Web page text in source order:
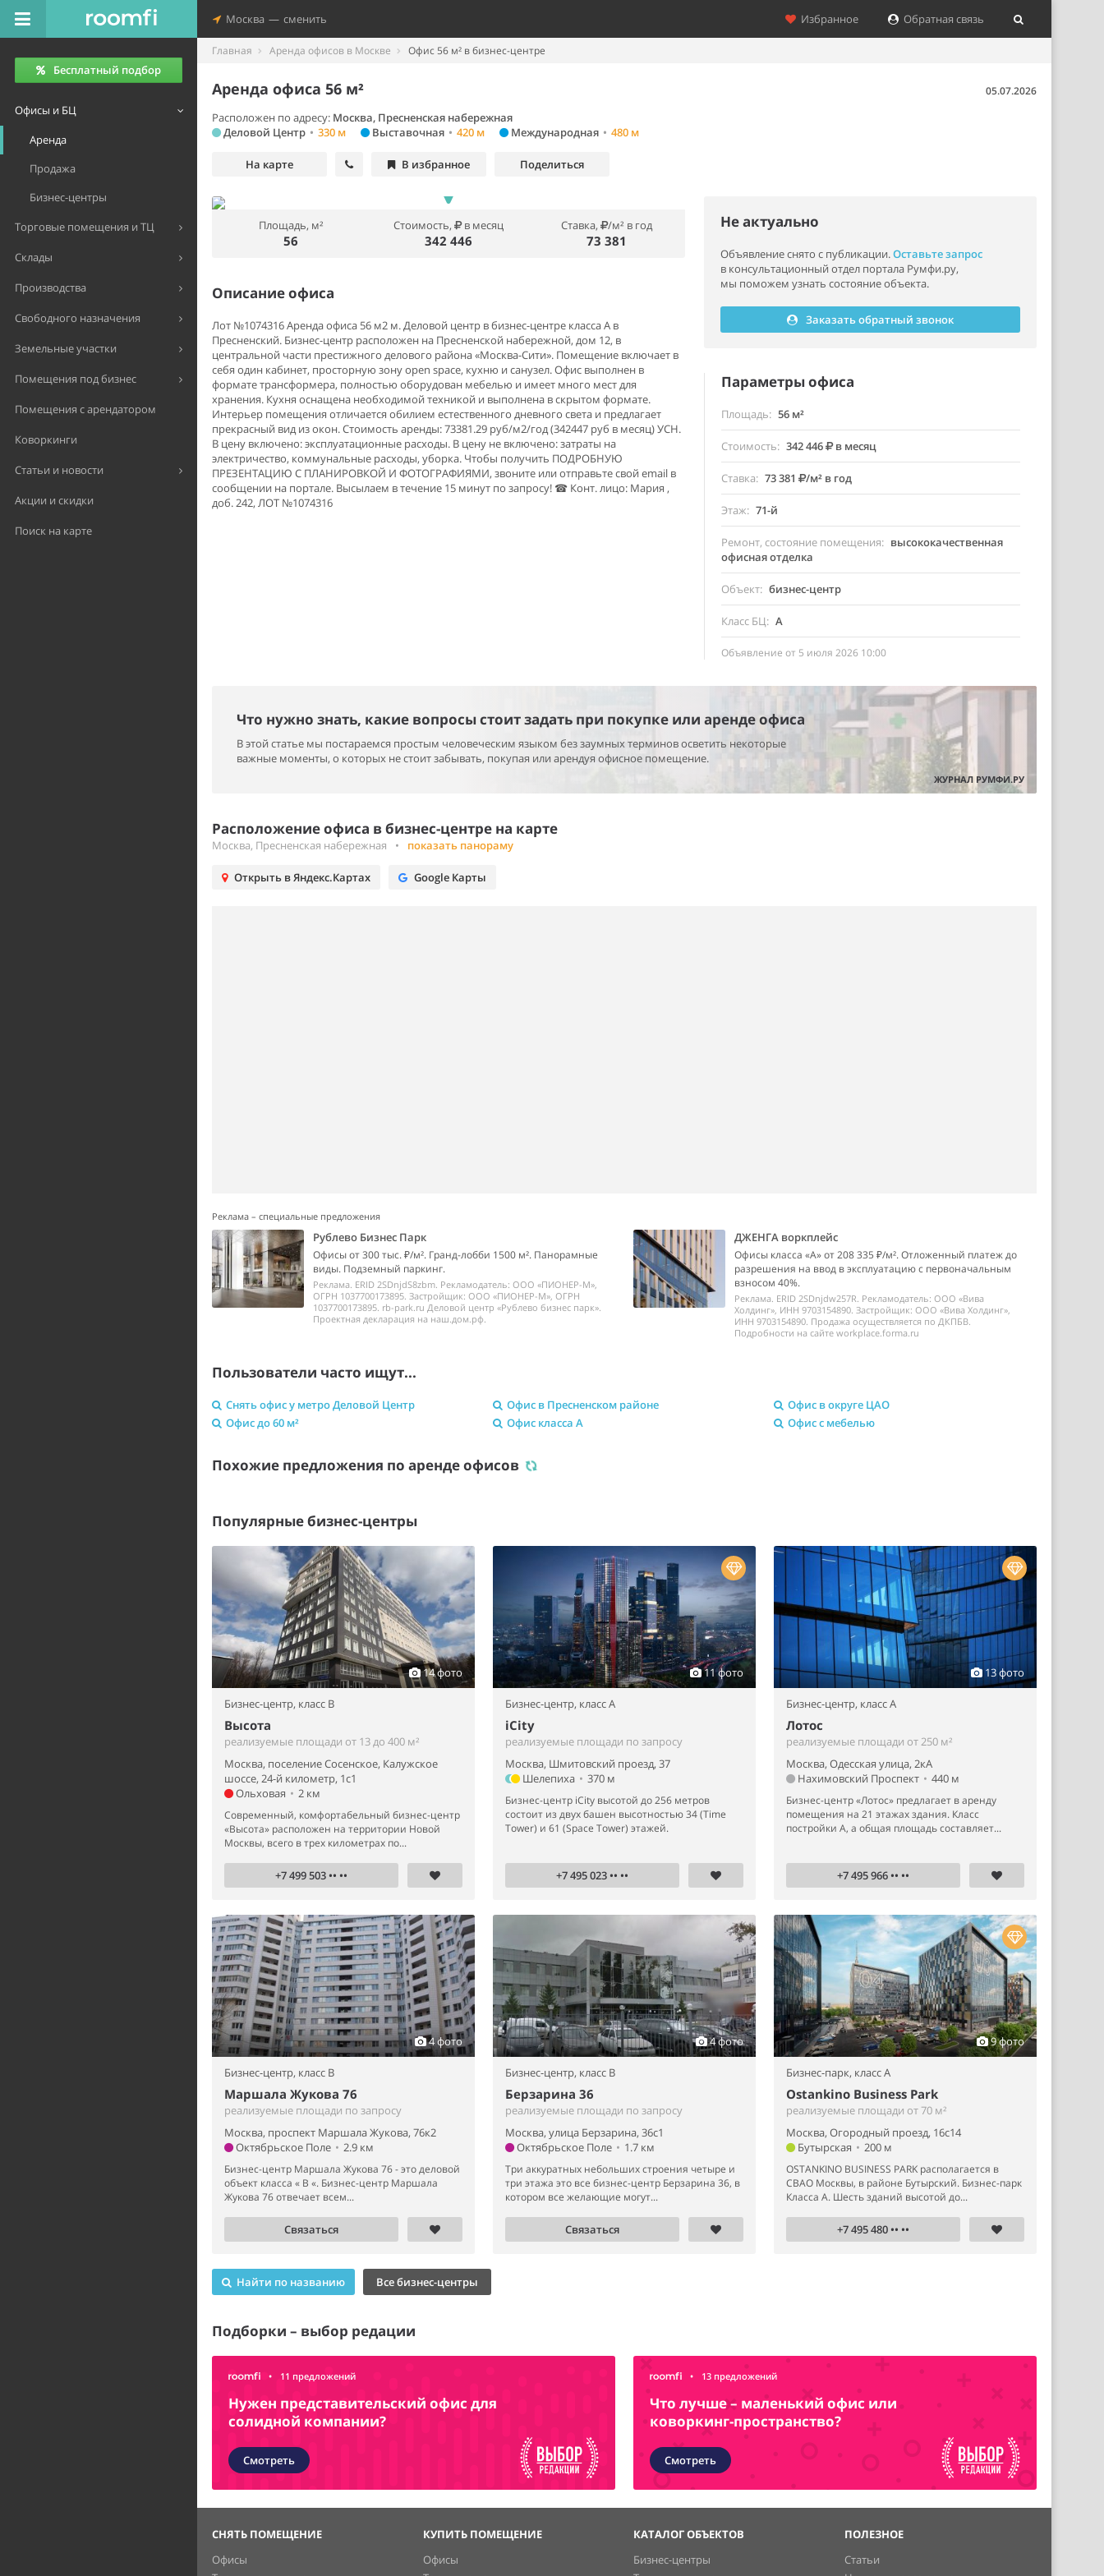
Москва — сменить Избранное Обратная связь
Бесплатный подбор
Офисы и БЦ
Аренда
Продажа
Бизнес-центры
Торговые помещения и ТЦ
Склады
Производства
Свободного назначения
Земельные участки
Помещения под бизнес
Помещения с арендатором
Коворкинги
Статьи и новости
Акции и скидки
Поиск на карте
Главная Аренда офисов в Москве Офис 56 м² в бизнес-центре
Аренда офиса 56 м² 05.07.2026
Расположен по адресу: Москва, Пресненская набережная
Деловой Центр • 330 м Выставочная • 420 м Международная • 480 м
На карте В избранное Поделиться
Площадь, м²
56
Стоимость, в месяц
342 446
Ставка, /м² в год
73 381
Описание офиса
Лот №1074316 Аренда офиса 56 м2 м. Деловой центр в бизнес-центре класса А в
Пресненский. Бизнес-центр расположен на Пресненской набережной, дом 12, в
центральной части престижного делового района «Москва-Сити». Помещение включает в
себя один кабинет, просторную зону open space, кухню и санузел. Офис выполнен в
формате трансформера, полностью оборудован мебелью и имеет много мест для
хранения. Кухня оснащена необходимой техникой и выполнена в скрытом формате.
Интерьер помещения отличается обилием естественного дневного света и предлагает
прекрасный вид из окон. Стоимость аренды: 73381.29 руб/м2/год (342447 руб в месяц) УСН.
В цену включено: эксплуатационные расходы. В цену не включено: затраты на
электричество, коммунальные расходы, уборка. Чтобы получить ПОДРОБНУЮ
ПРЕЗЕНТАЦИЮ С ПЛАНИРОВКОЙ И ФОТОГРАФИЯМИ, звоните или отправьте свой email в
сообщении на портале. Высылаем в течение 15 минут по запросу! ☎ Конт. лицо: Мария ,
доб. 242, ЛОТ №1074316
Не актуально
Объявление снято с публикации.Оставьте запрос
в консультационный отдел портала Румфи.ру,
мы поможем узнать состояние объекта.
Заказать обратный звонок
Параметры офиса
Площадь 56 м²
Стоимость 342 446 в месяц
Ставка 73 381 /м² в год
Этаж 71-й
Ремонт, состояние помещения
высококачественная
офисная отделка
Объект бизнес-центр
Класс БЦ A
Объявление от 5 июля 2026 10:00
Что нужно знать, какие вопросы стоит задать при покупке или аренде офиса
В этой статье мы постараемся простым человеческим языком без заумных терминов осветить некоторые
важные моменты, о которых не стоит забывать, покупая или арендуя офисное помещение.
ЖУРНАЛ РУМФИ.РУ
Расположение офиса в бизнес-центре на карте
Москва, Пресненская набережная • показать панораму
Открыть в Яндекс.Картах Google Карты
Реклама – специальные предложения
Рублево Бизнес Парк
Офисы от 300 тыс. ₽/м². Гранд-лобби 1500 м². Панорамные
виды. Подземный паркинг.
Реклама. ERID 2SDnjdS8zbm. Рекламодатель: ООО «ПИОНЕР-М»,
ОГРН 1037700173895. Застройщик: ООО «ПИОНЕР-М», ОГРН
1037700173895. rb-park.ru Деловой центр «Рублево бизнес парк».
Проектная декларация на наш.дом.рф.
ДЖЕНГА воркплейс
Офисы класса «А» от 208 335 ₽/м². Отложенный платеж до
разрешения на ввод в эксплуатацию с первоначальным
взносом 40%.
Реклама. ERID 2SDnjdw257R. Рекламодатель: ООО «Вива
Холдинг», ИНН 9703154890. Застройщик: ООО «Вива Холдинг»,
ИНН 9703154890. Продажа осуществляется по ДКПБВ.
Подробности на сайте workplace.forma.ru
Пользователи часто ищут...
Снять офис у метро Деловой Центр Офис в Пресненском районе
Офис в округе ЦАО
Офис до 60 м²
Офис класса A Офис с мебелью
Похожие предложения по аренде офисов
Популярные бизнес-центры
14 фото
Бизнес-центр, класс B
Высота
реализуемые площади от 13 до 400 м²
Москва, поселение Сосенское, Калужское
шоссе, 24-й километр, 1с1
Ольховая • 2 км
Современный, комфортабельный бизнес-центр
«Высота» расположен на территории Новой
Москвы, всего в трех километрах по...
+7 499 503 •• ••
11 фото
Бизнес-центр, класс A
iCity
реализуемые площади по запросу
Москва, Шмитовский проезд, 37
Шелепиха • 370 м
Бизнес-центр iCity высотой до 256 метров
состоит из двух башен высотностью 34 (Time
Tower) и 61 (Space Tower) этажей.
+7 495 023 •• ••
13 фото
Бизнес-центр, класс A
Лотос
реализуемые площади от 250 м²
Москва, Одесская улица, 2кА
Нахимовский Проспект • 440 м
Бизнес-центр «Лотос» предлагает в аренду
помещения на 21 этажах здания. Класс
постройки А, а общая площадь составляет...
+7 495 966 •• ••
4 фото
Бизнес-центр, класс B
Маршала Жукова 76
реализуемые площади по запросу
Москва, проспект Маршала Жукова, 76к2
Октябрьское Поле • 2.9 км
Бизнес-центр Маршала Жукова 76 - это деловой
объект класса « B «. Бизнес-центр Маршала
Жукова 76 отвечает всем...
Связаться
4 фото
Бизнес-центр, класс B
Берзарина 36
реализуемые площади по запросу
Москва, улица Берзарина, 36с1
Октябрьское Поле • 1.7 км
Три аккуратных небольших строения четыре и
три этажа это все бизнес-центр Берзарина 36, в
котором все желающие могут...
Связаться
9 фото
Бизнес-парк, класс A
Ostankino Business Park
реализуемые площади от 70 м²
Москва, Огородный проезд, 16с14
Бутырская • 200 м
OSTANKINO BUSINESS PARK располагается в
СВАО Москвы, в районе Бутырский. Бизнес-парк
Класса А. Шесть зданий высотой до...
+7 495 480 •• ••
Найти по названию Все бизнес-центры
Подборки – выбор редации
• 11 предложений
Нужен представительский офис для
солидной компании?
Смотреть
• 13 предложений
Что лучше – маленький офис или
коворкинг-пространство?
Смотреть
СНЯТЬ ПОМЕЩЕНИЕ
Офисы
КУПИТЬ ПОМЕЩЕНИЕ
Офисы
КАТАЛОГ ОБЪЕКТОВ
Бизнес-центры
ПОЛЕЗНОЕ
Статьи